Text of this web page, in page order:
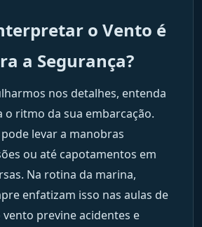
o Vento é
a Segurança?
nos detalhes, entenda
o ritmo da sua embarcação.
levar a manobras
ou até capotamentos em
Na rotina da marina,
enfatizam isso nas aulas de
previne acidentes e